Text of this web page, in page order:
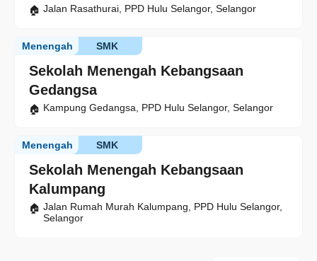
Jalan Rasathurai, PPD Hulu Selangor, Selangor
Sekolah Menengah Kebangsaan
Gedangsa
SMK
Menengah
Kampung Gedangsa, PPD Hulu Selangor, Selangor
Sekolah Menengah Kebangsaan
Kalumpang
SMK
Menengah
Jalan Rumah Murah Kalumpang, PPD Hulu Selangor,
Selangor